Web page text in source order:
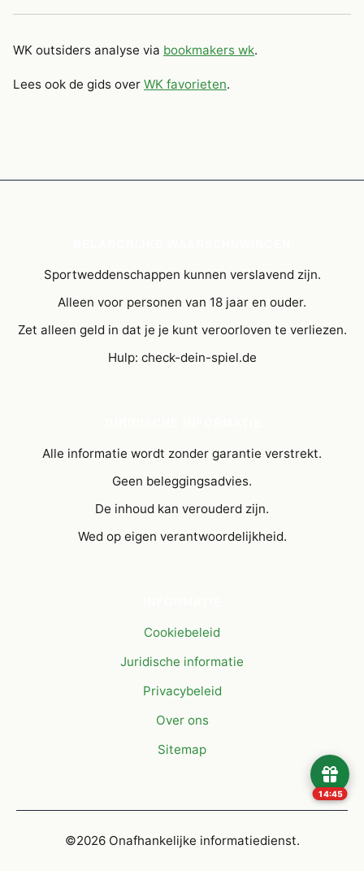
WK outsiders analyse via bookmakers wk.
Lees ook de gids over WK favorieten.
Sportweddenschappen kunnen verslavend zijn.
Alleen voor personen van 18 jaar en ouder.
Zet alleen geld in dat je je kunt veroorloven te verliezen.
Hulp: check-dein-spiel.de
Alle informatie wordt zonder garantie verstrekt.
Geen beleggingsadvies.
De inhoud kan verouderd zijn.
Wed op eigen verantwoordelijkheid.
Cookiebeleid
Juridische informatie
Privacybeleid
Over ons
Sitemap
©2026 Onafhankelijke informatiedienst.
14:45